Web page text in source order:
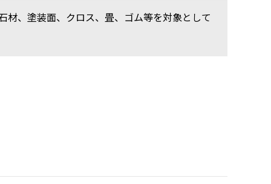
材、塗装面、クロス、畳、ゴム等を対象として